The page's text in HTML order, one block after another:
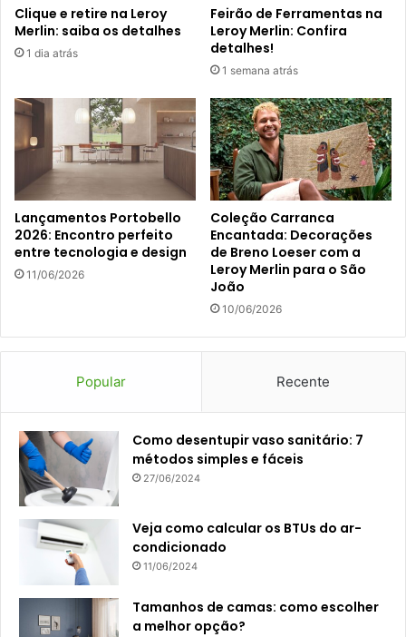
Clique e retire na Leroy
Merlin: saiba os detalhes
1 dia atrás
Feirão de Ferramentas na
Leroy Merlin: Confira
detalhes!
1 semana atrás
Lançamentos Portobello
2026: Encontro perfeito
entre tecnologia e design
11/06/2026
Coleção Carranca
Encantada: Decorações
de Breno Loeser com a
Leroy Merlin para o São
João
10/06/2026
Popular Recente
Como desentupir vaso sanitário: 7
métodos simples e fáceis
27/06/2024
Veja como calcular os BTUs do ar-
condicionado
11/06/2024
Tamanhos de camas: como escolher
a melhor opção?